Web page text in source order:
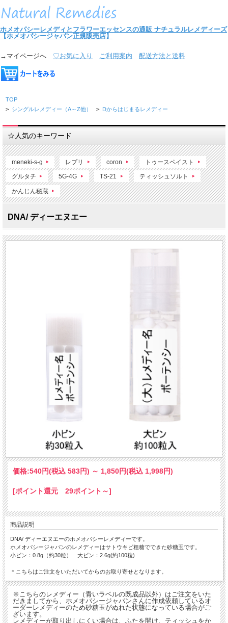
ホメオパシーレメディとフラワーエッセンスの通販 ナチュラルレメディーズ
【ホメオパシージャパン正規販売店】
→マイページへ ♡お気に入り ご利用案内 配送方法と送料
TOP
> シングルレメディー（A～Z他） > Dからはじまるレメディー
☆人気のキーワード
meneki-s-g レプリ coron トゥースペイスト
グルタチ 5G-4G TS-21 ティッシュソルト
かんじん秘蔵
DNA/ ディーエヌエー
価格:540円(税込 583円) ～ 1,850円(税込 1,998円)
[ポイント還元 29ポイント～]
商品説明
DNA/ ディーエヌエーのホメオパシーレメディーです。
ホメオパシージャパンのレメディーはサトウキビ粗糖でできた砂糖玉です。
小ビン：0.8g（約30粒） 大ビン：2.6g(約100粒)
＊こちらはご注文をいただいてからのお取り寄せとなります。
※こちらのレメディー（青いラベルの既成品以外）はご注文をいた
だきましてから、ホメオパシージャパンさんに作成依頼しているオ
ーダーレメディーのため砂糖玉がぬれた状態になっている場合がご
ざいます。
レメディーが取り出しにくい場合は、ふたを開け、ティッシュをか